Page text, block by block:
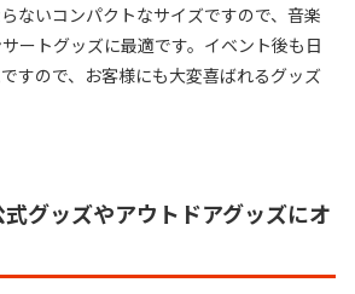
ないコンパクトなサイズですので、音楽
ートグッズに最適です。イベント後も日
すので、お客様にも大変喜ばれるグッズ
グッズやアウトドアグッズにオ